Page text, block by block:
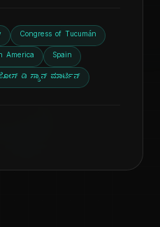
Congress of Tucumán
America Spain
ಡಿ ಸ್ಯಾನ್ ಮಾರ್ಟಿನ್